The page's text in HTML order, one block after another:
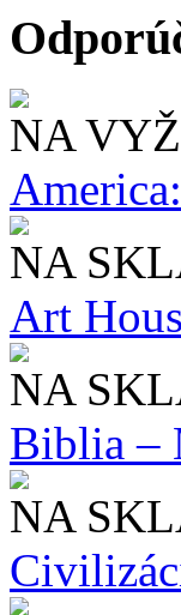
NA
NA
Art
NA
Biblia –
NA